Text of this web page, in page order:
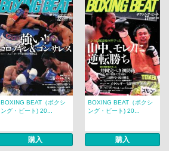
BOXING BEAT（ボクシ
ング・ビート) 20...
購入
BOXING BEAT（ボクシ
ング・ビート) 20...
購入